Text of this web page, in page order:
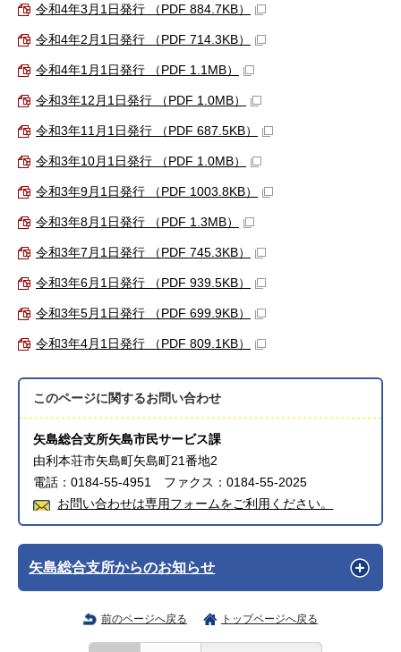
令和4年3月1日発行 （PDF 884.7KB）
令和4年2月1日発行 （PDF 714.3KB）
令和4年1月1日発行 （PDF 1.1MB）
令和3年12月1日発行 （PDF 1.0MB）
令和3年11月1日発行 （PDF 687.5KB）
令和3年10月1日発行 （PDF 1.0MB）
令和3年9月1日発行 （PDF 1003.8KB）
令和3年8月1日発行 （PDF 1.3MB）
令和3年7月1日発行 （PDF 745.3KB）
令和3年6月1日発行 （PDF 939.5KB）
令和3年5月1日発行 （PDF 699.9KB）
令和3年4月1日発行 （PDF 809.1KB）
このページに関するお問い合わせ
矢島総合支所矢島市民サービス課
由利本荘市矢島町矢島町21番地2
電話：0184-55-4951 ファクス：0184-55-2025
お問い合わせは専用フォームをご利用ください。
矢島総合支所からのお知らせ
前のページへ戻る トップページへ戻る